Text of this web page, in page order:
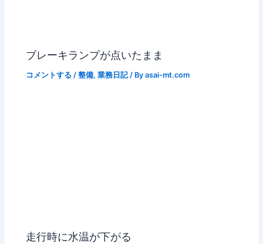
ブレーキランプが点いたまま
コメントする /整備,業務日記/ Byasai-mt.com
走行時に水温が下がる